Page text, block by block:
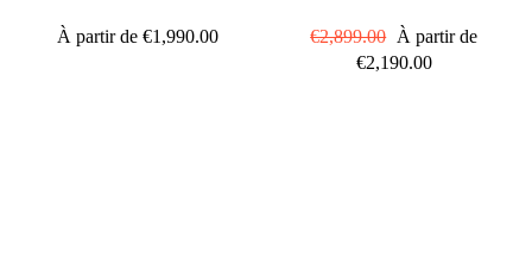
À partir de€1,990.00
Prix
régulier
€2,899.00 Prix
réduit
À partir de
€2,190.00